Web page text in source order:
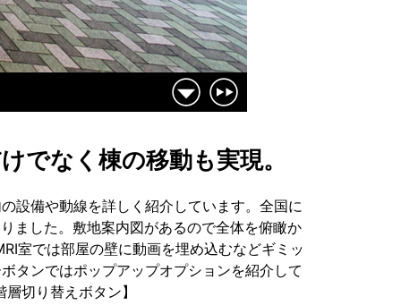
でなく棟の移動も実現。
設備や動線を詳しく紹介しています。全国に
ました。敷地案内図があるので全体を俯瞰か
室では部屋の壁に動画を埋め込むなどギミッ
タンではポップアップオプションを紹介して
切り替えボタン】